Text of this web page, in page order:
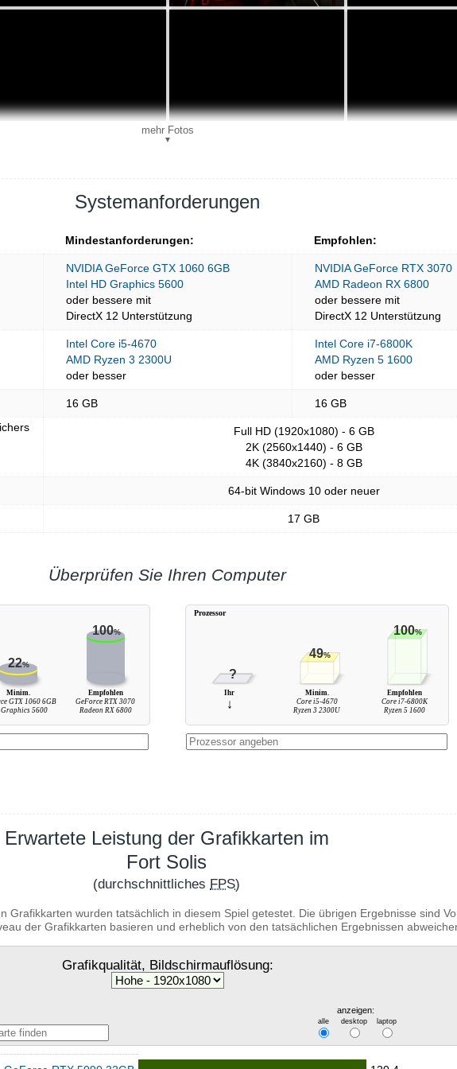
mehr Fotos
▼
Systemanforderungen
Mindestanforderungen:
Empfohlen:
NVIDIA GeForce GTX 1060 6GB
Intel HD Graphics 5600
oder bessere mit
DirectX 12 Unterstützung
NVIDIA GeForce RTX 3070
AMD Radeon RX 6800
oder bessere mit
DirectX 12 Unterstützung
Intel Core i5-4670
AMD Ryzen 3 2300U
oder besser
Intel Core i7-6800K
AMD Ryzen 5 1600
oder besser
16 GB
16 GB
Full HD (1920x1080) - 6 GB
2K (2560x1440) - 6 GB
4K (3840x2160) - 8 GB
64-bit Windows 10 oder neuer
17 GB
Überprüfen Sie Ihren Computer
22%
100%
Minim.
GTX 1060 6GB
5600
Empfohlen
GeForce RTX 3070
Radeon RX 6800
?
49%
100%
Ihr
↓
Minim.
Core i5-4670
Ryzen 3 2300U
Empfohlen
Core i7-6800K
Ryzen 5 1600
Prozessor
Erwartete Leistung der Grafikkarten im
Fort Solis
(durchschnittliches FPS)
Grafikkarten wurden tatsächlich in diesem Spiel getestet. Die übrigen Ergebnisse sind
der Grafikkarten basieren und erheblich von den tatsächlichen Ergebnissen
Grafikqualität, Bildschirmauflösung:
anzeigen:
alle desktop laptop